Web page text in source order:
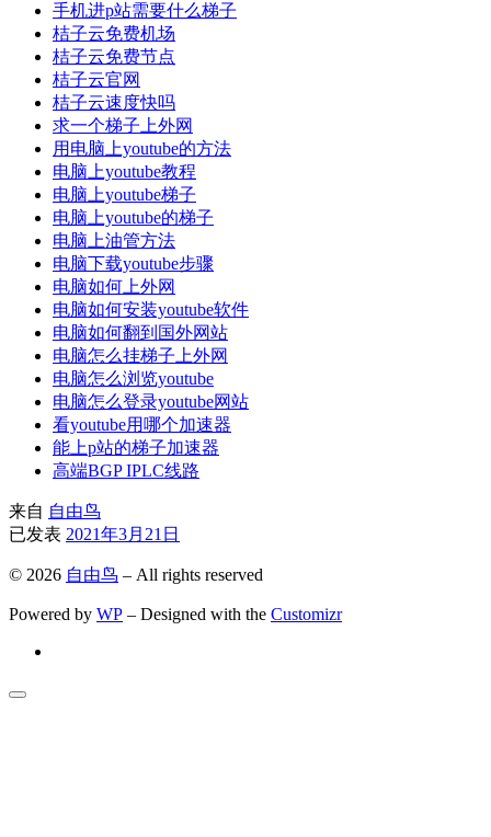
手机进p站需要什么梯子
桔子云免费机场
桔子云免费节点
桔子云官网
桔子云速度快吗
求一个梯子上外网
用电脑上youtube的方法
电脑上youtube教程
电脑上youtube梯子
电脑上youtube的梯子
电脑上油管方法
电脑下载youtube步骤
电脑如何上外网
电脑如何安装youtube软件
电脑如何翻到国外网站
电脑怎么挂梯子上外网
电脑怎么浏览youtube
电脑怎么登录youtube网站
看youtube用哪个加速器
能上p站的梯子加速器
高端BGP IPLC线路
来自 自由鸟
已发表 2021年3月21日
© 2026 自由鸟 – All rights reserved
Powered by WP – Designed with the Customizr